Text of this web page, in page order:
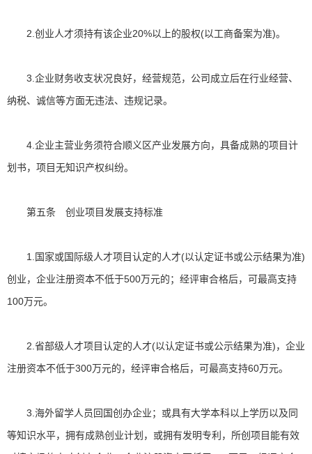
2.创业人才须持有该企业20%以上的股权(以工商备案为准)。
3.企业财务收支状况良好，经营规范，公司成立后在行业经营、
纳税、诚信等方面无违法、违规记录。
4.企业主营业务须符合顺义区产业发展方向，具备成熟的项目计
划书，项目无知识产权纠纷。
第五条 创业项目发展支持标准
1.国家或国际级人才项目认定的人才(以认定证书或公示结果为准)
创业，企业注册资本不低于500万元的；经评审合格后，可最高支持
100万元。
2.省部级人才项目认定的人才(以认定证书或公示结果为准)，企业
注册资本不低于300万元的，经评审合格后，可最高支持60万元。
3.海外留学人员回国创办企业；或具有大学本科以上学历以及同
等知识水平，拥有成熟创业计划，或拥有发明专利，所创项目能有效